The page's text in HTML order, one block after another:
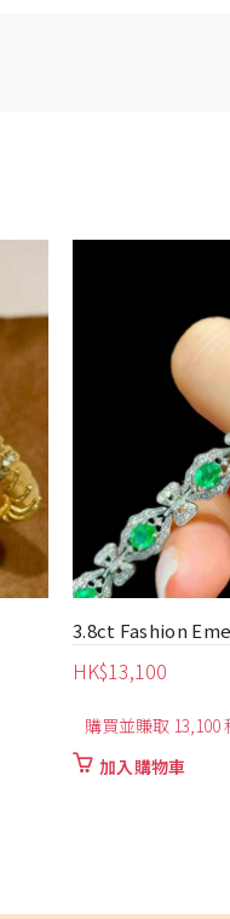
18K Three-Color
HK$9,150
購買並賺取 9,150
加入購物車